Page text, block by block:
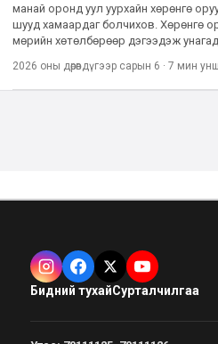
манай оронд уул уурхайн хөрөнгө
шууд хамаардаг болчихов. Хөрөнгө
мөрийн хөтөлбөрөөр дэгээдэж
2026 оны дөрөвдүгээр сарын 6 · 7 мин
Бидний тухайСурталчилгаа